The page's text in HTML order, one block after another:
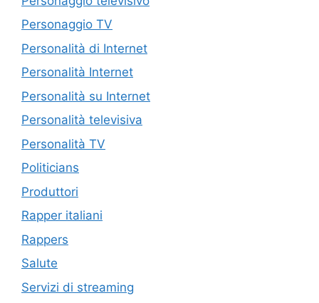
Personaggio TV
Personalità di Internet
Personalità Internet
Personalità su Internet
Personalità televisiva
Personalità TV
Politicians
Produttori
Rapper italiani
Rappers
Salute
Servizi di streaming